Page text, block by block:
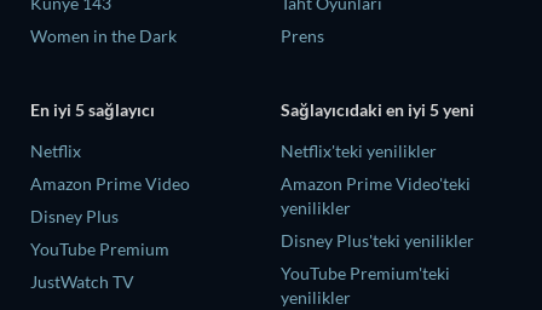
Women in the Dark
Prens
En iyi 5 sağlayıcı
Netflix
Amazon Prime Video
Disney Plus
YouTube Premium
JustWatch TV
Sağlayıcıdaki en iyi 5 yeni
Netflix'teki yenilikler
Amazon Prime Video'teki
yenilikler
Disney Plus'teki yenilikler
YouTube Premium'teki
yenilikler